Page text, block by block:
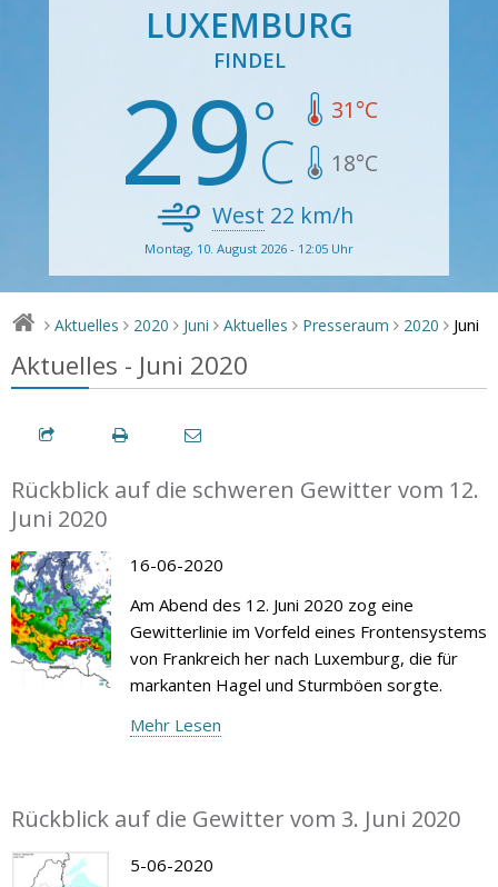
LUXEMBURG
FINDEL
29 31°C
18°C
West 22 km/h
Montag, 10. August 2026 - 12:05 Uhr
> Aktuelles > 2020 > Juni > Aktuelles > Presseraum > 2020 > Juni
Aktuelles - Juni 2020
Rückblick auf die schweren Gewitter vom 12.
Juni 2020
16-06-2020
Am Abend des 12. Juni 2020 zog eine
Gewitterlinie im Vorfeld eines Frontensystems
von Frankreich her nach Luxemburg, die für
markanten Hagel und Sturmböen sorgte.
Mehr Lesen
Rückblick auf die Gewitter vom 3. Juni 2020
5-06-2020